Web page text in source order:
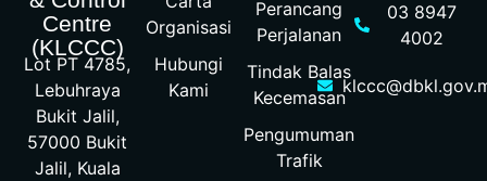
Centre
(KLCCC)
Lot PT 4785,
Lebuhraya
Bukit Jalil,
57000 Bukit
Jalil, Kuala
Organisasi
Hubungi
Kami
Perancang
Perjalanan
Tindak Balas
Kecemasan
Pengumuman
Trafik
03 8947
4002